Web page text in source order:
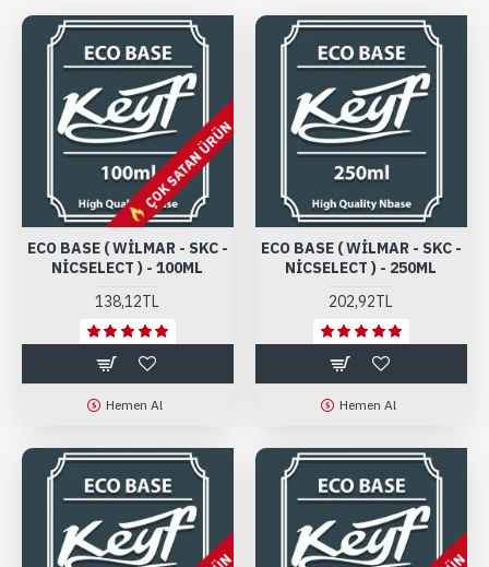
ÇOK SATAN ÜRÜN
ECO BASE ( WILMAR - SKC -
NICSELECT ) - 100ML
138,12TL
Hemen Al
ECO BASE ( WILMAR - SKC -
NICSELECT ) - 250ML
202,92TL
Hemen Al